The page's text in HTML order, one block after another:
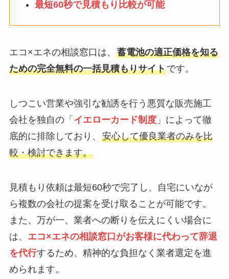
最短60秒で見積もり比較が可能
エコ×エネの相談窓口は、 蓄電池の適正価格を知る
ための完全無料の一括見積もりサイトです。
しつこい営業や強引な勧誘を行う悪質な販売施工
会社を独自の「 イエローカード制度」によって徹
底的に排除しており、 安心して優良業者のみを比
較・検討できます。
見積もり依頼は最短60秒で完了し、自宅にいなが
ら複数の会社の提案を受け取ることが可能です。
また、万が一、業者への断りを伝えにくい場合に
は、 エコ×エネの相談窓口がお客様に代わって辞退
を代行するため、精神的な負担なく業者選定を進
められます。